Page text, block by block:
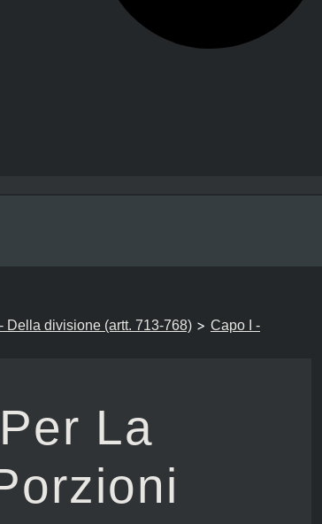
Della divisione (artt. 713-768) > Capo I -
La